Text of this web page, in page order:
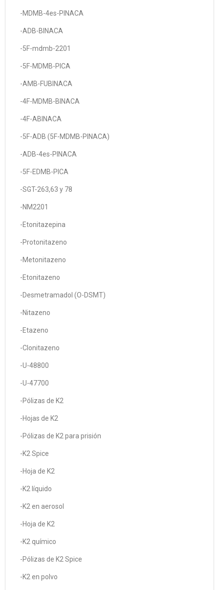
-MDMB-4es-PINACA
-ADB-BINACA
-5F-mdmb-2201
-5F-MDMB-PICA
-AMB-FUBINACA
-4F-MDMB-BINACA
-4F-ABINACA
-5F-ADB (5F-MDMB-PINACA)
-ADB-4es-PINACA
-5F-EDMB-PICA
-SGT-263,63 y 78
-NM2201
-Etonitazepina
-Protonitazeno
-Metonitazeno
-Etonitazeno
-Desmetramadol (O-DSMT)
-Nitazeno
-Etazeno
-Clonitazeno
-U-48800
-U-47700
-Pólizas de K2
-Hojas de K2
-Pólizas de K2 para prisión
-K2 Spice
-Hoja de K2
-K2 líquido
-K2 en aerosol
-Hoja de K2
-K2 químico
-Pólizas de K2 Spice
-K2 en polvo